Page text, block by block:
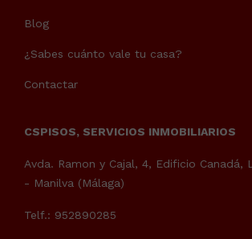
Blog
¿Sabes cuánto vale tu casa?
Contactar
CSPISOS, SERVICIOS INMOBILIARIOS
Avda. Ramon y Cajal, 4, Edificio Canadá,
- Manilva (Málaga)
Telf.: 952890285